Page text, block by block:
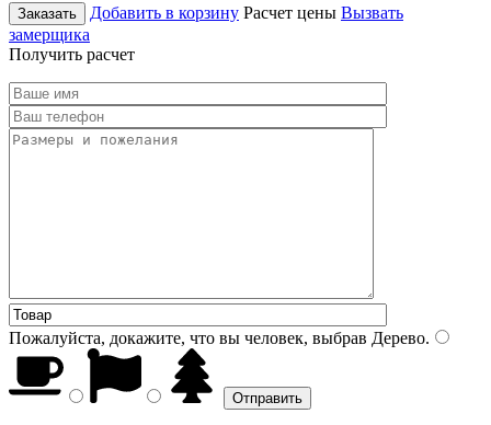
Заказать Добавить в корзину Расчет цены Вызвать
замерщика
Получить расчет
Пожалуйста, докажите, что вы человек, выбрав Дерево.